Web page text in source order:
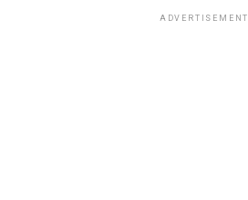
ADVERTISEMENT